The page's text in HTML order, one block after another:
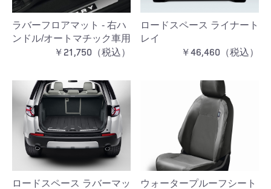
ラバーフロアマット - 右ハ
ンドル/オートマチック車用
￥21,750（税込）
ロードスペース ライナート
レイ
￥46,460（税込）
ロードスペース ラバーマッ
ウォータープルーフシート